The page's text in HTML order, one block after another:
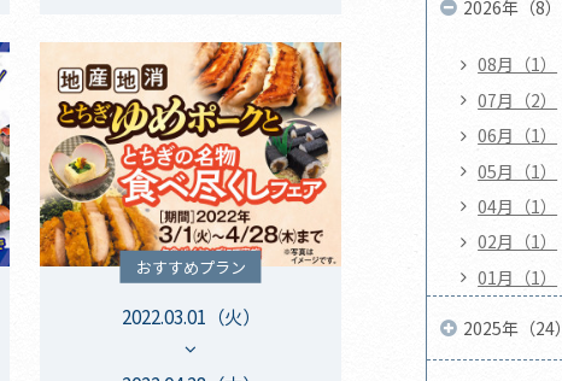
おすすめプラン
2022.03.01（火）
2026年（8）
08月（1）
07月（2）
06月（1）
05月（1）
04月（1）
02月（1）
01月（1）
2025年（24）